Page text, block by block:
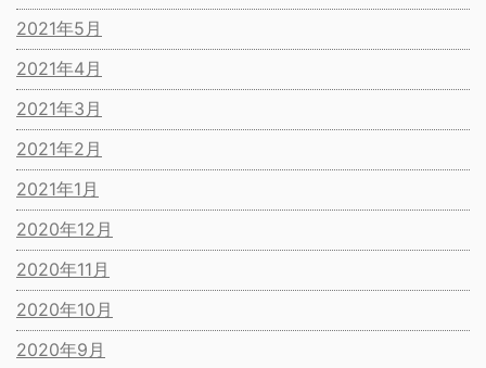
2021年5月
2021年4月
2021年3月
2021年2月
2021年1月
2020年12月
2020年11月
2020年10月
2020年9月